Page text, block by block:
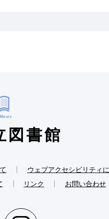
図書館
ウェブアクセシビリティ
リンク お問い合わせ